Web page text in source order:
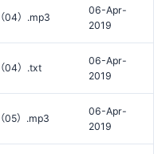
04）.mp3
06-Apr-
2019
04）.txt
06-Apr-
2019
05）.mp3
06-Apr-
2019